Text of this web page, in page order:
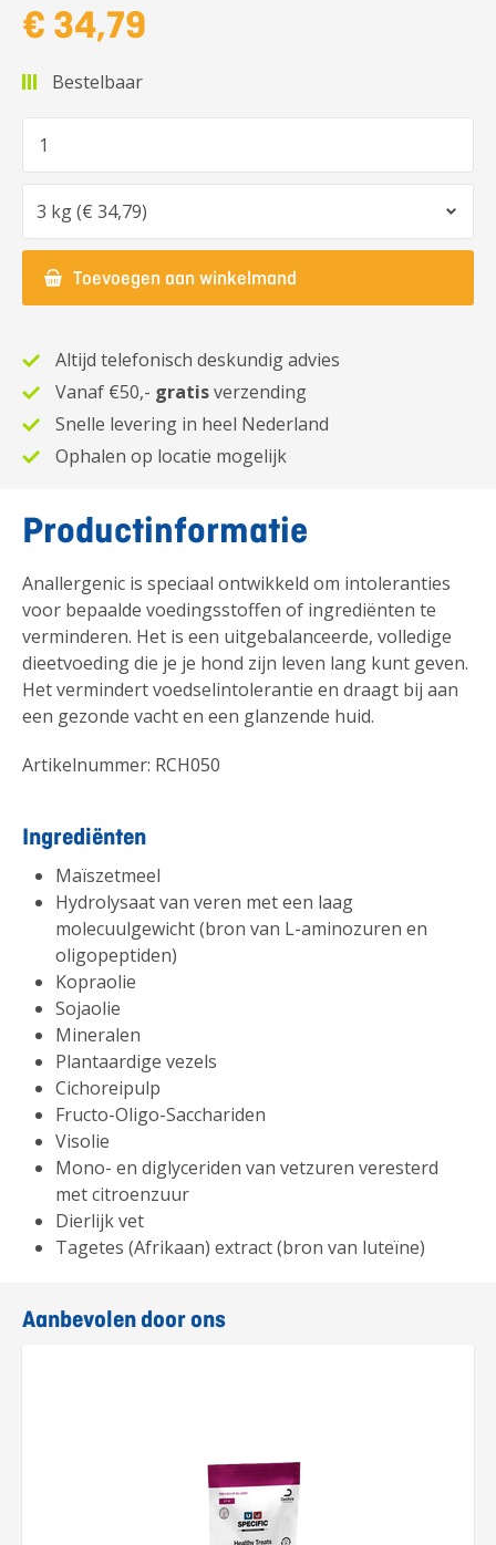
€ 34,79
Bestelbaar
Toevoegen aan winkelmand
Altijd telefonisch deskundig advies
Vanaf €50,- gratisverzending
Snelle levering in heel Nederland
Ophalen op locatie mogelijk
Productinformatie
Anallergenic is speciaal ontwikkeld om intoleranties
voor bepaalde voedingsstoffen of ingrediënten te
verminderen. Het is een uitgebalanceerde, volledige
dieetvoeding die je je hond zijn leven lang kunt geven.
Het vermindert voedselintolerantie en draagt bij aan
een gezonde vacht en een glanzende huid.
Artikelnummer: RCH050
Ingrediënten
Maïszetmeel
Hydrolysaat van veren met een laag
molecuulgewicht (bron van L-aminozuren en
oligopeptiden)
Kopraolie
Sojaolie
Mineralen
Plantaardige vezels
Cichoreipulp
Fructo-Oligo-Sacchariden
Visolie
Mono- en diglyceriden van vetzuren veresterd
met citroenzuur
Dierlijk vet
Tagetes (Afrikaan) extract (bron van luteïne)
Aanbevolen door ons